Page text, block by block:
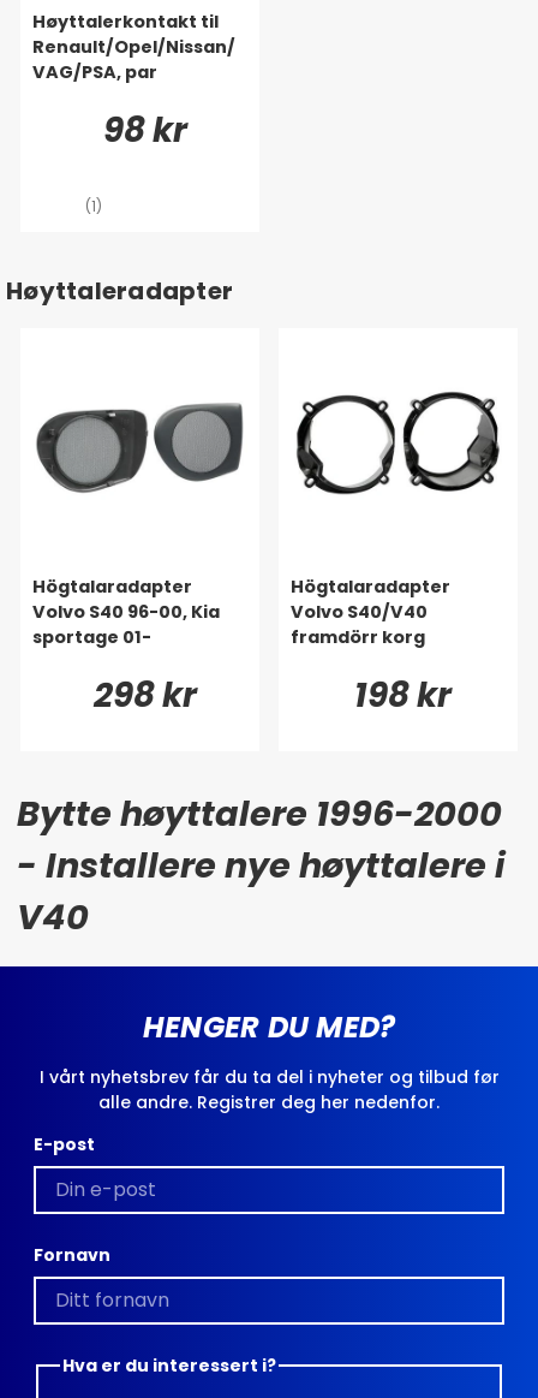
Høyttalerkontakt til
Renault/Opel/Nissan/
VAG/PSA, par
98 kr
(1)
Høyttaleradapter
Högtalaradapter
Volvo S40 96-00, Kia
sportage 01-
298 kr
Högtalaradapter
Volvo S40/V40
framdörr korg
198 kr
Bytte høyttalere 1996-2000
- Installere nye høyttalere i
V40
HENGER DU MED?
I vårt nyhetsbrev får du ta del i nyheter og tilbud før
alle andre. Registrer deg her nedenfor.
E-post
Fornavn
Hva er du interessert i?